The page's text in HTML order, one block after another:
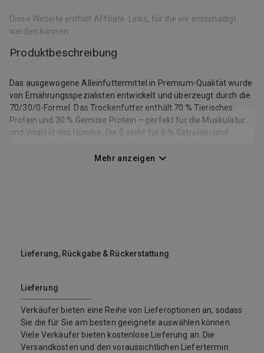
Diese Website enthält Affiliate-Links, für die wir entschädigt
werden können.
Produktbeschreibung
Das ausgewogene Alleinfuttermittel in Premium-Qualität wurde
von Ernährungsspezialisten entwickelt und überzeugt durch die
70/30/0-Formel. Das Trockenfutter enthält 70 % Tierisches
Protein und 30 % Gemüse Protein – perfekt für die Muskulatur
und Vitalität des Hundes. Die 0 steht für 0 % Getreide- und
Geschmacksverstärkern, Konservierungs- und Aromastoffen –
Mehr anzeigen
Lieferung, Rückgabe & Rückerstattung
Lieferung
Verkäufer bieten eine Reihe von Lieferoptionen an, sodass
Sie die für Sie am besten geeignete auswählen können.
Viele Verkäufer bieten kostenlose Lieferung an. Die
Versandkosten und den voraussichtlichen Liefertermin